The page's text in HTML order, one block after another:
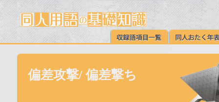
偏差攻撃/ 偏差撃ち